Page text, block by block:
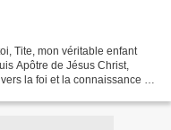
Tite, mon véritable enfant
Apôtre de Jésus Christ,
la foi et la connaissance de